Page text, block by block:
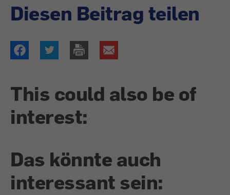
Diesen Beitrag teilen
This could also be of
interest:
Das könnte auch
interessant sein: